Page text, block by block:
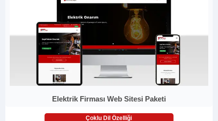
Elektrik Firması Web Sitesi Paketi
Çoklu Dil Özelliği